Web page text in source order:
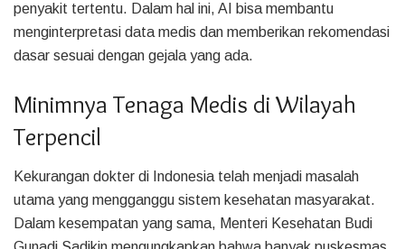
penyakit tertentu. Dalam hal ini, AI bisa membantu
menginterpretasi data medis dan memberikan rekomendasi
dasar sesuai dengan gejala yang ada.
Minimnya Tenaga Medis di Wilayah
Terpencil
Kekurangan dokter di Indonesia telah menjadi masalah
utama yang mengganggu sistem kesehatan masyarakat.
Dalam kesempatan yang sama, Menteri Kesehatan Budi